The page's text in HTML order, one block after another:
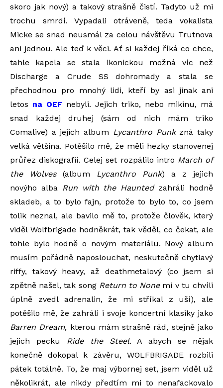
skoro jak nový) a takový strašně čistí. Tadyto už mi
trochu smrdí. Vypadali otráveně, teda vokalista
Micke se snad neusmál za celou návštěvu Trutnova
ani jednou. Ale teď k věci. Ať si každej říká co chce,
tahle kapela se stala ikonickou možná víc než
Discharge a Crude SS dohromady a stala se
přechodnou pro mnohý lidi, kteří by asi jinak ani
letos na OEF nebyli. Jejich triko, nebo mikinu, má
snad každej druhej (sám od nich mám triko
Comalive) a jejich album Lycanthro Punkzná taky
velká většina. Potěšilo mě, že měli hezky stanovenej
průřez diskografií. Celej set rozpálilo intro March of
the Wolves(album Lycanthro Punk) a z jejich
novýho alba Run with the Hauntedzahráli hodně
skladeb, a to bylo fajn, protože to bylo to, co jsem
tolik neznal, ale bavilo mě to, protože člověk, který
viděl Wolfbrigade hodněkrát, tak věděl, co čekat, ale
tohle bylo hodně o novým materiálu. Nový album
musím pořádně naposlouchat, neskutečně chytlavý
riffy, takový heavy, až deathmetalový (co jsem si
zpětně našel, tak song Return to Nonemi v tu chvíli
úplně zvedl adrenalin, že mi stříkal z uší), ale
potěšilo mě, že zahráli i svoje koncertní klasiky jako
Barren Dream, kterou mám strašně rád, stejně jako
jejich pecku Ride the Steel. A abych se nějak
konečně dokopal k závěru, WOLFBRIGADE rozbili
pátek totálně. To, že maj výbornej set, jsem viděl už
několikrát, ale nikdy předtím mi to nenafackovalo